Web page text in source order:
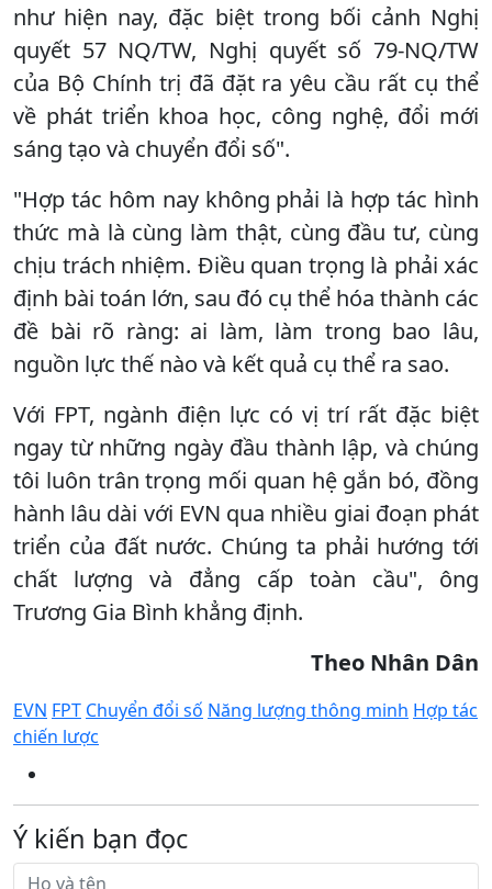
như hiện nay, đặc biệt trong bối cảnh Nghị
quyết 57 NQ/TW, Nghị quyết số 79-NQ/TW
của Bộ Chính trị đã đặt ra yêu cầu rất cụ thể
về phát triển khoa học, công nghệ, đổi mới
sáng tạo và chuyển đổi số".
"Hợp tác hôm nay không phải là hợp tác hình
thức mà là cùng làm thật, cùng đầu tư, cùng
chịu trách nhiệm. Điều quan trọng là phải xác
định bài toán lớn, sau đó cụ thể hóa thành các
đề bài rõ ràng: ai làm, làm trong bao lâu,
nguồn lực thế nào và kết quả cụ thể ra sao.
Với FPT, ngành điện lực có vị trí rất đặc biệt
ngay từ những ngày đầu thành lập, và chúng
tôi luôn trân trọng mối quan hệ gắn bó, đồng
hành lâu dài với EVN qua nhiều giai đoạn phát
triển của đất nước. Chúng ta phải hướng tới
chất lượng và đẳng cấp toàn cầu", ông
Trương Gia Bình khẳng định.
Theo Nhân Dân
EVN FPT Chuyển đổi số Năng lượng thông minh Hợp tác
chiến lược
Ý kiến bạn đọc